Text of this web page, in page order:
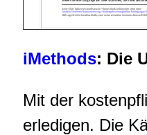
iMethods: Die
Mit der
erledigen. Die